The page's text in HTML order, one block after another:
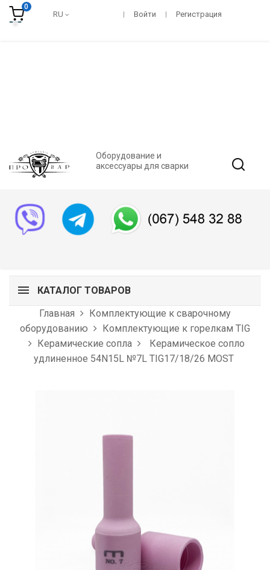
0
RU Войти Регистрация
Оборудование и
аксессуары для сварки
КАТАЛОГ ТОВАРОВ
Главная
Комплектующие к сварочному
оборудованию
Комплектующие к горелкам TIG
Керамические сопла
Керамическое сопло
удлиненное 54N15L №7L TIG17/18/26 MOST